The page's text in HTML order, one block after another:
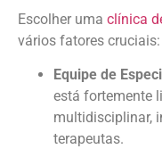
Escolher uma clínica
vários fatores cruciais:
Equipe de
está fortemente
multidisciplinar,
terapeutas.